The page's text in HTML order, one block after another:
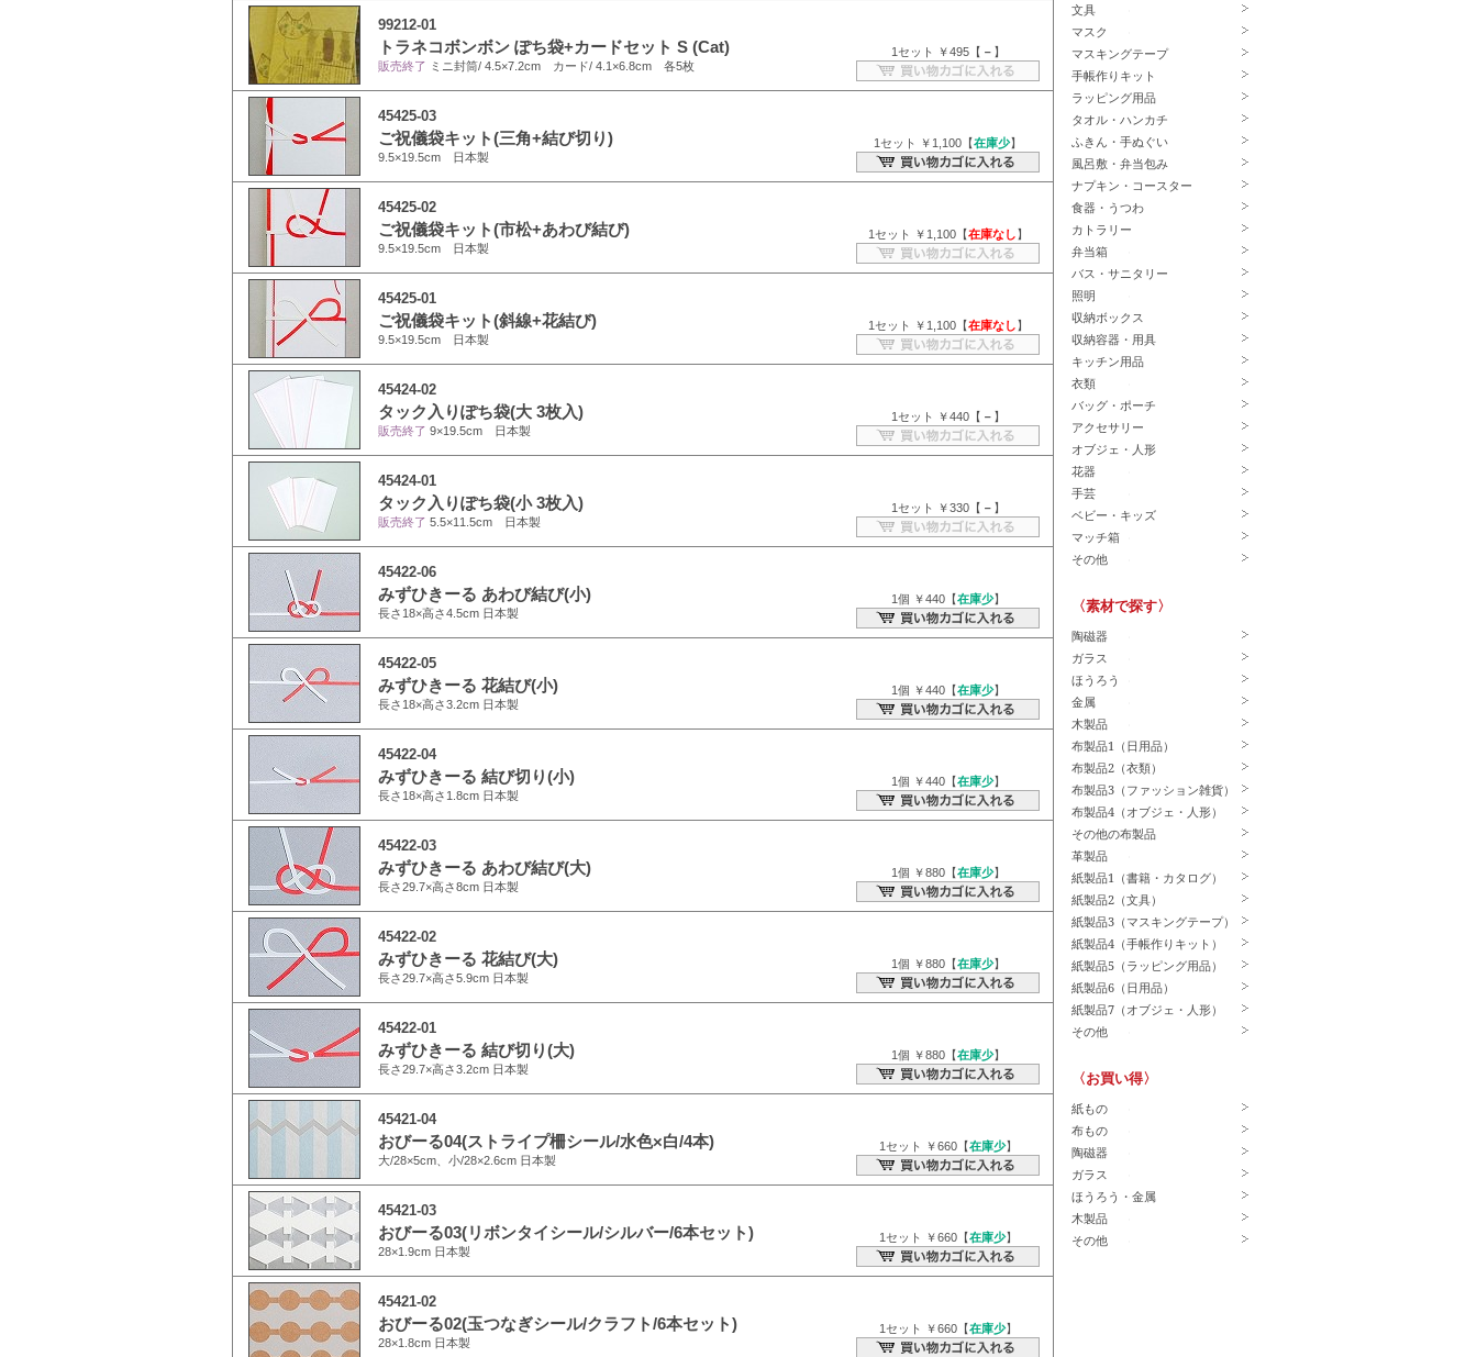
99212-01
トラネコボンボン ぽち袋+カードセット S (Cat)
販売終了 ミニ封筒/ 4.5×7.2cm カード/ 4.1×6.8cm 各5枚
1セット ￥495【 － 】
45425-03
ご祝儀袋キット(三角+結び切り)
9.5×19.5cm 日本製
1セット ￥1,100【在庫少】
45425-02
ご祝儀袋キット(市松+あわび結び)
9.5×19.5cm 日本製
1セット ￥1,100【在庫なし】
45425-01
ご祝儀袋キット(斜線+花結び)
9.5×19.5cm 日本製
1セット ￥1,100【在庫なし】
45424-02
タック入りぽち袋(大 3枚入)
販売終了 9×19.5cm 日本製
1セット ￥440【 － 】
45424-01
タック入りぽち袋(小 3枚入)
販売終了 5.5×11.5cm 日本製
1セット ￥330【 － 】
45422-06
みずひきーる あわび結び(小)
長さ18×高さ4.5cm 日本製
1個 ￥440【在庫少】
45422-05
みずひきーる 花結び(小)
長さ18×高さ3.2cm 日本製
1個 ￥440【在庫少】
45422-04
みずひきーる 結び切り(小)
長さ18×高さ1.8cm 日本製
1個 ￥440【在庫少】
45422-03
みずひきーる あわび結び(大)
長さ29.7×高さ8cm 日本製
1個 ￥880【在庫少】
45422-02
みずひきーる 花結び(大)
長さ29.7×高さ5.9cm 日本製
1個 ￥880【在庫少】
45422-01
みずひきーる 結び切り(大)
長さ29.7×高さ3.2cm 日本製
1個 ￥880【在庫少】
45421-04
おびーる04(ストライプ柵シール/水色×白/4本)
大/28×5cm、小/28×2.6cm 日本製
1セット ￥660【在庫少】
45421-03
おびーる03(リボンタイシール/シルバー/6本セット)
28×1.9cm 日本製
1セット ￥660【在庫少】
45421-02
おびーる02(玉つなぎシール/クラフト/6本セット)
28×1.8cm 日本製
1セット ￥660【在庫少】
文具
マスク
マスキングテープ
手帳作りキット
ラッピング用品
タオル・ハンカチ
ふきん・手ぬぐい
風呂敷・弁当包み
ナプキン・コースター
食器・うつわ
カトラリー
弁当箱
バス・サニタリー
照明
収納ボックス
収納容器・用具
キッチン用品
衣類
バッグ・ポーチ
アクセサリー
オブジェ・人形
花器
手芸
ベビー・キッズ
マッチ箱
その他
〈素材で探す〉
陶磁器
ガラス
ほうろう
金属
木製品
布製品1（日用品）
布製品2（衣類）
布製品3（ファッション雑貨）
布製品4（オブジェ・人形）
その他の布製品
革製品
紙製品1（書籍・カタログ）
紙製品2（文具）
紙製品3（マスキングテープ）
紙製品4（手帳作りキット）
紙製品5（ラッピング用品）
紙製品6（日用品）
紙製品7（オブジェ・人形）
その他
〈お買い得〉
紙もの
布もの
陶磁器
ガラス
ほうろう・金属
木製品
その他